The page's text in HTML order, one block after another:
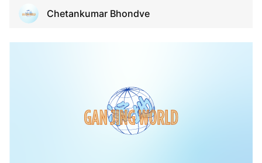
Chetankumar Bhondve